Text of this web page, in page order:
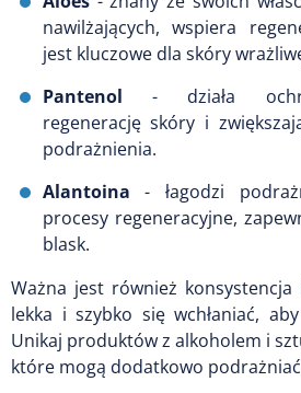
nawilżających, wspiera
jest kluczowe dla skóry
Pantenol - działa
regenerację skóry i
podrażnienia.
Alantoina - łagodzi
procesy regeneracyjne,
blask.
Ważna jest również
lekka i szybko się wchłaniać,
Unikaj produktów z alkoholem i
które mogą dodatkowo